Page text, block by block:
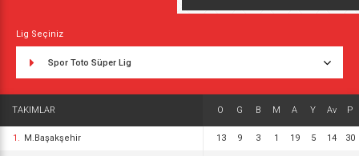
Lig Seçiniz
Spor Toto Süper Lig
TAKIMLAR O G B M A Y Av P
1. M.Başakşehir 13 9 3 1 19 5 14 30